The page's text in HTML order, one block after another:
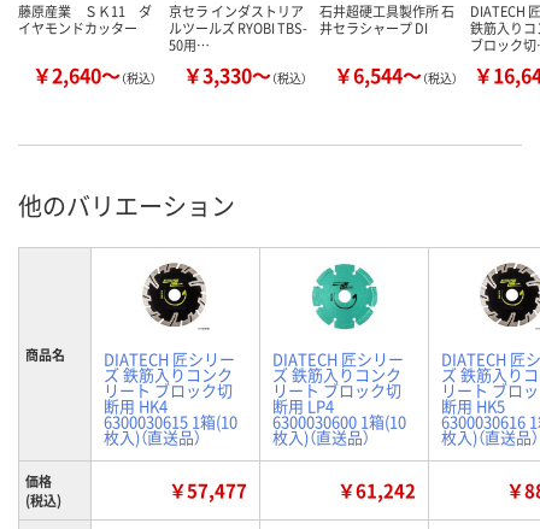
藤原産業 ＳＫ11 ダ
イヤモンドカッター
￥2,640～（税込）
京セラ インダストリア
ルツールズ RYOBI TBS-
50用…
￥3,330～（税込）
石井超硬工具製作所 石
井セラシャープ DI
￥6,544～（税込）
DIATECH
鉄筋入り
ブロック
￥
他のバリエーション
商品名 DIATECH 匠シリー
ズ 鉄筋入りコンク
リート ブロック切
断用 HK4
6300030615 1箱(10
枚入)（直送品）
DIATECH 匠シリー
ズ 鉄筋入りコンク
リート ブロック切
断用 LP4
6300030600 1箱(10
枚入)（直送品）
DIATECH 匠
ズ 鉄筋入り
リート ブロ
断用 HK5
6300030616
枚入)（直送品）
価格
(税込)
￥57,477 ￥61,242 ￥